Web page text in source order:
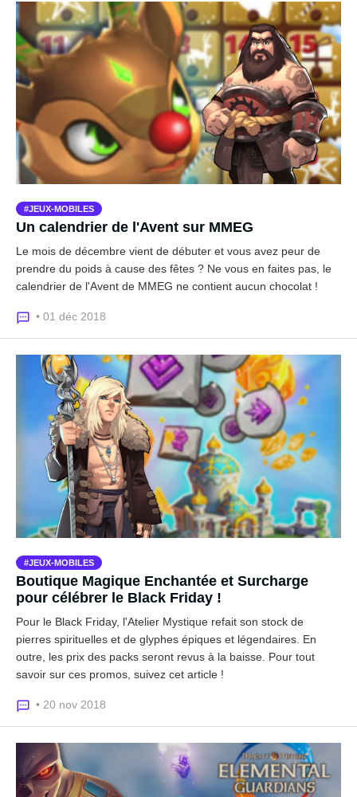
JEUX-MOBILES
Un calendrier de l'Avent sur MMEG
Le mois de décembre vient de débuter et vous avez peur de
prendre du poids à cause des fêtes ? Ne vous en faites pas, le
calendrier de l'Avent de MMEG ne contient aucun chocolat !
• 01 déc 2018
JEUX-MOBILES
Boutique Magique Enchantée et Surcharge
pour célébrer le Black Friday !
Pour le Black Friday, l'Atelier Mystique refait son stock de
pierres spirituelles et de glyphes épiques et légendaires. En
outre, les prix des packs seront revus à la baisse. Pour tout
savoir sur ces promos, suivez cet article !
• 20 nov 2018